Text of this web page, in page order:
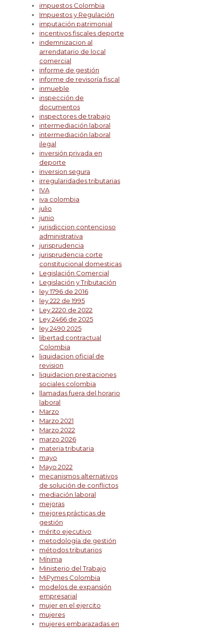
impuestos Colombia
Impuestos y Regulación
imputación patrimonial
incentivos fiscales deporte
indemnizacion al
arrendatario de local
comercial
informe de gestión
informe de revisoría fiscal
inmueble
inspección de
documentos
inspectores de trabajo
intermediación laboral
intermediación laboral
ilegal
inversión privada en
deporte
inversion segura
irregularidades tributarias
IVA
iva colombia
julio
junio
jurisdiccion contencioso
administrativa
jurisprudencia
jurisprudencia corte
constitucional domesticas
Legislación Comercial
Legislación y Tributación
ley 1796 de 2016
ley 222 de 1995
Ley 2220 de 2022
Ley 2466 de 2025
ley 2490 2025
libertad contractual
Colombia
liquidacion oficial de
revision
liquidacion prestaciones
sociales colombia
llamadas fuera del horario
laboral
Marzo
Marzo 2021
Marzo 2022
marzo 2026
materia tributaria
mayo
Mayo 2022
mecanismos alternativos
de solución de conflictos
mediación laboral
mejoras
mejores prácticas de
gestión
mérito ejecutivo
metodología de gestión
métodos tributarios
Mínima
Ministerio del Trabajo
MiPymes Colombia
modelos de expansión
empresarial
mujer en el ejercito
mujeres
mujeres embarazadas en